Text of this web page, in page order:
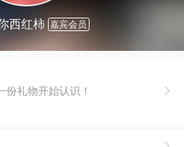
西红柿 嘉宾会员
份礼物开始认识！